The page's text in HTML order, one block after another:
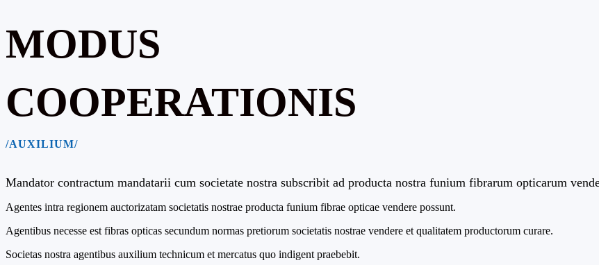
MODUS
COOPERATIONIS
/AUXILIUM/
Mandator contractum mandatarii cum societate nostra subscribit ad producta nostra funium fibrarum opticarum
Agentes intra regionem auctorizatam societatis nostrae producta funium fibrae opticae vendere possunt.
Agentibus necesse est fibras opticas secundum normas pretiorum societatis nostrae vendere et qualitatem productorum curare.
Societas nostra agentibus auxilium technicum et mercatus quo indigent praebebit.